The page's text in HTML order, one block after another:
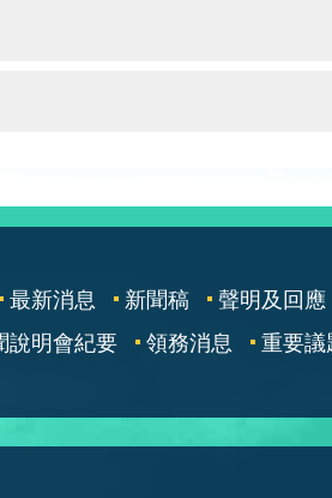
最新消息 新聞稿
聲明及回應
說明會紀要 領務消息
重要議